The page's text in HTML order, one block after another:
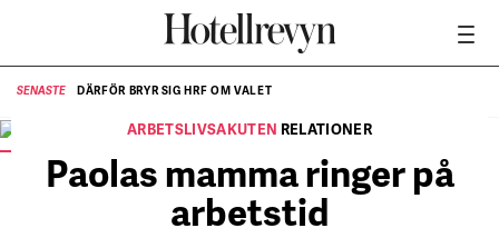
SENASTE DÄRFÖR BRYR SIG HRF OM VALET
Paolas mamma ringer till jobbet hela tiden.
ARBETSLIVSAKUTEN RELATIONER
Paolas mamma ringer på
arbetstid